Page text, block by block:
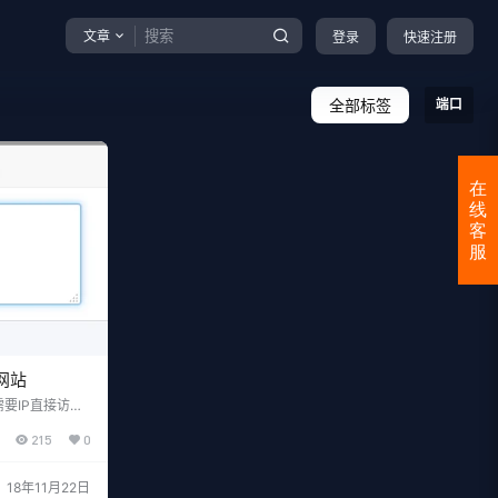
文章 登录 快速注册
全部标签 端口
站
IP直接访问
置上，域名管
也可以设置
端口访问，
215 0
18年11月22日
在
线
客
服